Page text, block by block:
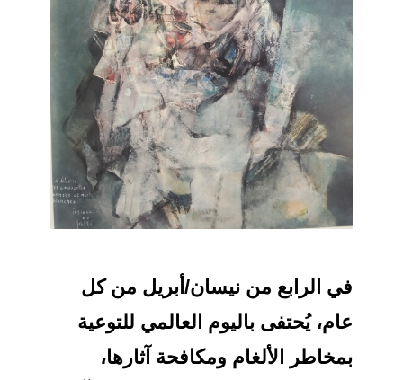
في الرابع من نيسان/أبريل من كل
عام، يُحتفى باليوم العالمي للتوعية
بمخاطر الألغام ومكافحة آثارها،